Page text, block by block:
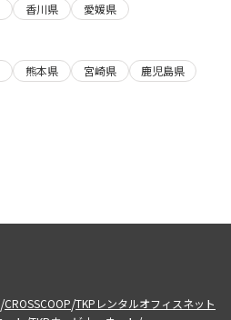
香川県
愛媛県
熊本県 宮崎県
鹿児島県
/CROSSCOOP/TKPレンタルオフィスネット